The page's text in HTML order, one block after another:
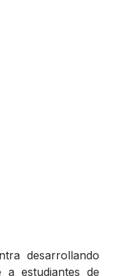
desarrollando
estudiantes de